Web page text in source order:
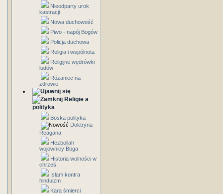
Nieodparty urok
kastracji
Nowa duchowość
Piwo - napój Bogów
Policja duchowa
Religia i wspólnota
Religijne wędrówki
ludów
Różaniec na
zdrowie
Religie a
polityka
Boska polityka
Doktryna
Reagana
Hezbollah
wojownicy Boga
Historia wolności w
chrześ.
Islam kontra
hinduizm
Kara śmierci